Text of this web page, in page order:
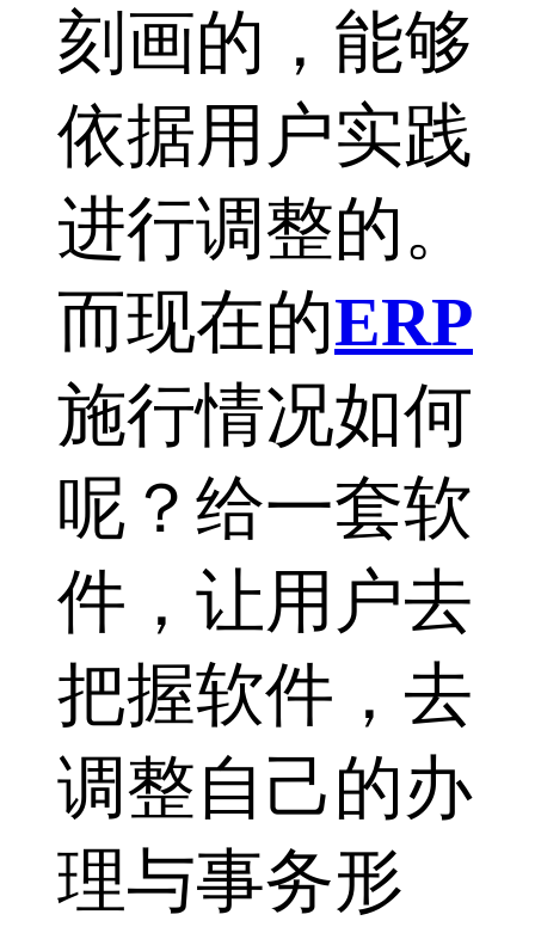
刻画的，能够
依据用户实践
进行调整的。
而现在的ERP
施行情况如何
呢？给一套软
件，让用户去
把握软件，去
调整自己的办
理与事务形